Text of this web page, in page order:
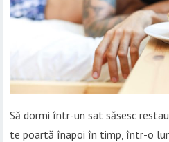
Să dormi într-un sat săsesc
te poartă înapoi în timp, într-o